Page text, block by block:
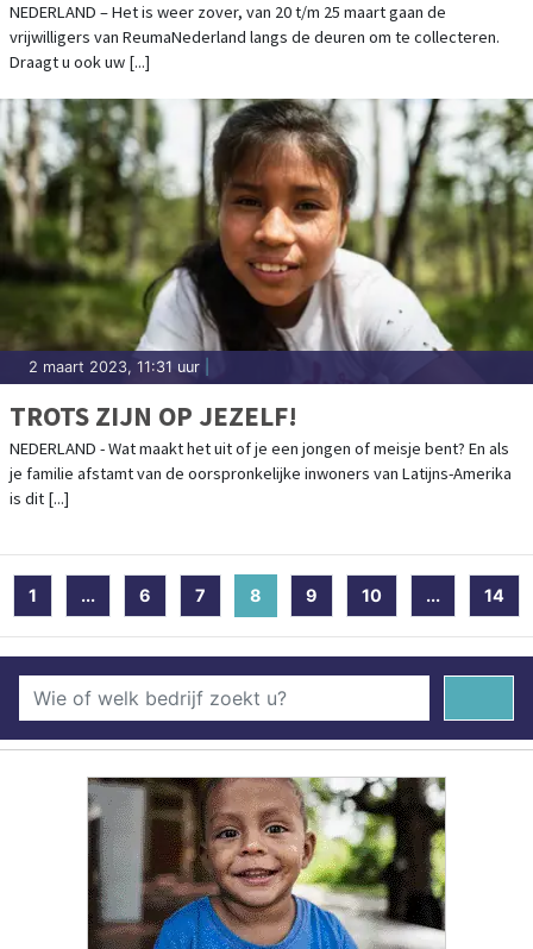
NEDERLAND – Het is weer zover, van 20 t/m 25 maart gaan de
vrijwilligers van ReumaNederland langs de deuren om te collecteren.
Draagt u ook uw [...]
2 maart 2023, 11:31 uur
TROTS ZIJN OP JEZELF!
NEDERLAND - Wat maakt het uit of je een jongen of meisje bent? En als
je familie afstamt van de oorspronkelijke inwoners van Latijns-Amerika
is dit [...]
1 ... 6 7 8 (current)
9 10 ... 14